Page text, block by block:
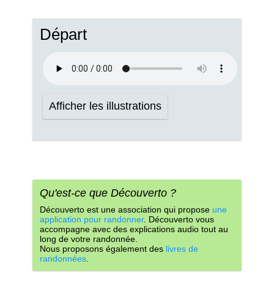
Départ
Afficher les illustrations
Qu'est-ce que Découverto ?
Découverto est une association qui propose une
application pour randonner. Découverto vous
accompagne avec des explications audio tout au
long de votre randonnée.
Nous proposons également des livres de
randonnées